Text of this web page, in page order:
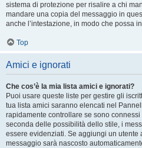
sistema di protezione per risalire a chi
mandare una copia del messaggio in
anche l’intestazione, in modo che possa
Top
Amici e ignorati
Che cos’è la mia lista amici e ignorati?
Puoi usare queste liste per gestire gli
tua lista amici saranno elencati nel
rapidamente controllare se sono
seconda delle possibilità dello stile, i
essere evidenziati. Se aggiungi un utente
messaggio sarà nascosto